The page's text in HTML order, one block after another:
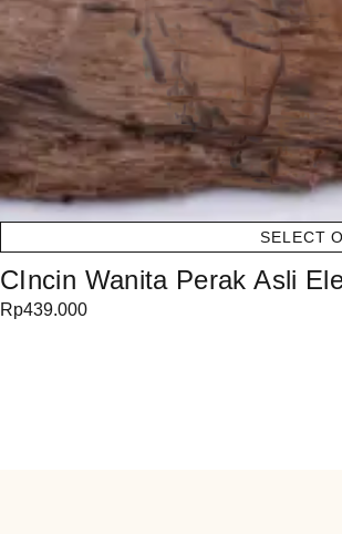
SELECT
CIncin Wanita Perak Asli
Rp439.000